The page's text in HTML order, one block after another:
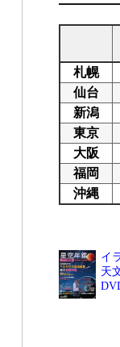
札幌
仙台
新潟
東京
大阪
福岡
沖縄
イ
天